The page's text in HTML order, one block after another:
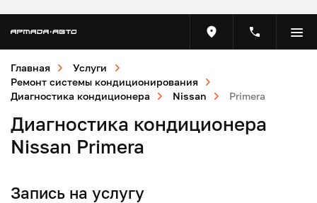
Главная
Услуги
Ремонт системы кондиционирования
Диагностика кондиционера
Nissan Primera
Диагностика кондиционера
Nissan Primera
Запись на услугу